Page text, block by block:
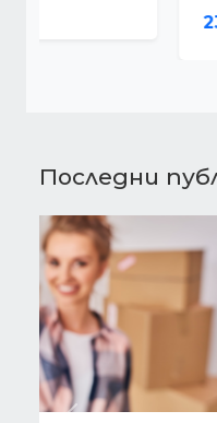
Последни